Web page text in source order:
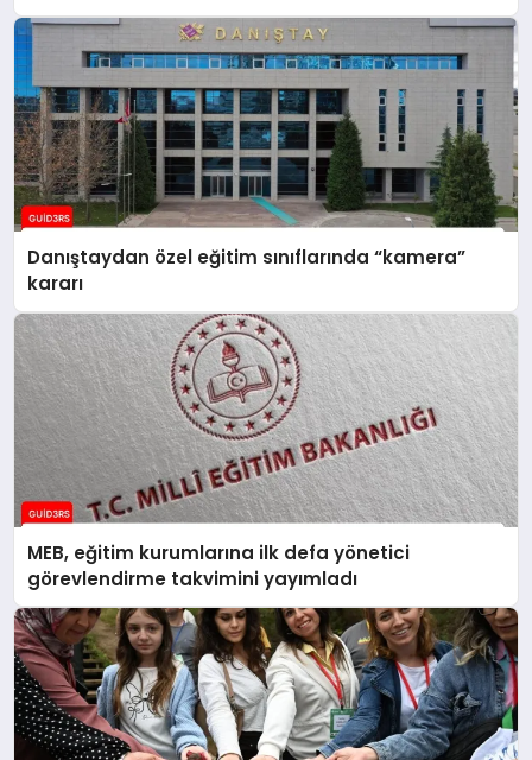
Danıştaydan özel eğitim sınıflarında “kamera”
kararı
MEB, eğitim kurumlarına ilk defa yönetici
görevlendirme takvimini yayımladı